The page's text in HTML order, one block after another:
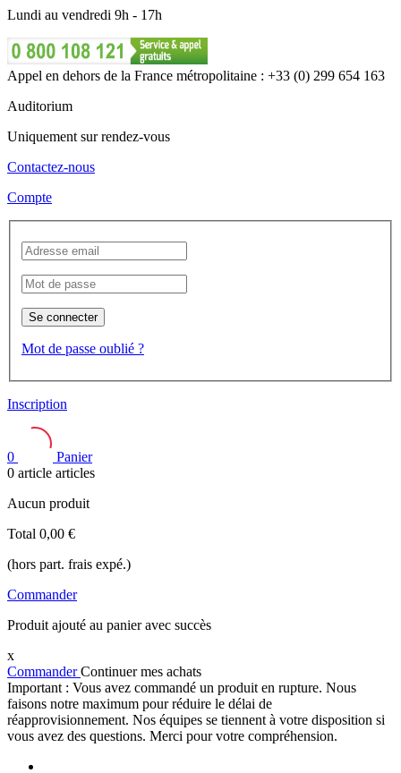
Lundi au vendredi 9h - 17h
Appel en dehors de la France métropolitaine : +33 (0) 299 654 163
Auditorium
Uniquement sur rendez-vous
Contactez-nous
Compte
Se connecter
Mot de passe oublié ?
Inscription
0
Panier
0 article articles
Aucun produit
Total 0,00 €
(hors part. frais expé.)
Commander
Produit ajouté au panier avec succès
x
CommanderContinuer mes achats
Important : Vous avez commandé un produit en rupture. Nous
faisons notre maximum pour réduire le délai de
réapprovisionnement. Nos équipes se tiennent à votre disposition si
vous avez des questions. Merci pour votre compréhension.